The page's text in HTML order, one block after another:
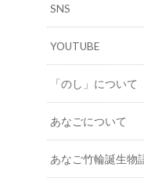
SNS
YOUTUBE
「のし」について
あなごについて
あなご竹輪誕生物